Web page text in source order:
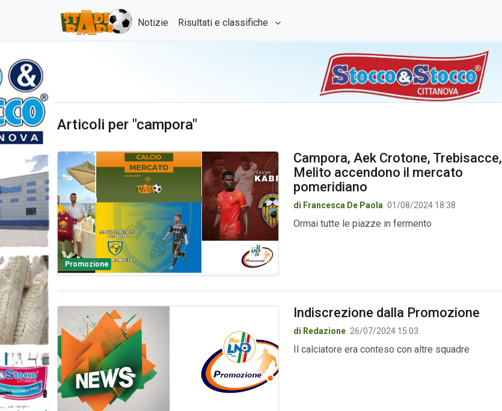
Notizie Risultati e classifiche
Articoli per "campora"
Promozione
Campora, Aek Crotone, Trebisacce,
Melito accendono il mercato
pomeridiano
di Francesca De Paola 01/08/2024 18:38
Ormai tutte le piazze in fermento
Indiscrezione dalla Promozione
di Redazione 26/07/2024 15:03
Il calciatore era conteso con altre squadre